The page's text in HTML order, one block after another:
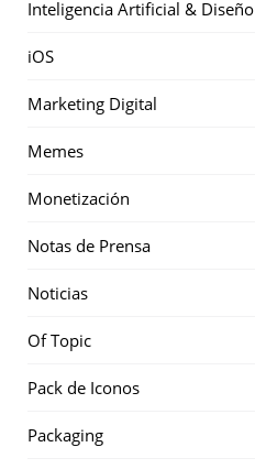
Inteligencia Artificial & Diseño
iOS
Marketing Digital
Memes
Monetización
Notas de Prensa
Noticias
Of Topic
Pack de Iconos
Packaging